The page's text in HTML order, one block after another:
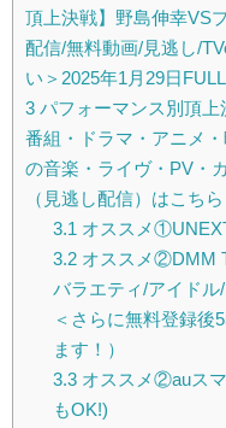
頂上決戦】野島伸幸VS
配信/無料動画/見逃し/
い＞2025年1月29日
3 パフォーマンス別頂
番組・ドラマ・アニメ
の音楽・ライヴ・PV・
（見逃し配信）はこちら
3.1オススメ
3.2オススメ②DMM
バラエティ/アイド
＜さらに無料登録後
ます！）
3.3オススメ②auスマ
もOK!)